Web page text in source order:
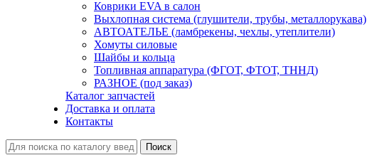
Коврики EVA в салон
Выхлопная система (глушители, трубы, металлорукава)
АВТОАТЕЛЬЕ (ламбрекены, чехлы, утеплители)
Хомуты силовые
Шайбы и кольца
Топливная аппаратура (ФГОТ, ФТОТ, ТННД)
РАЗНОЕ (под заказ)
Каталог запчастей
Доставка и оплата
Контакты